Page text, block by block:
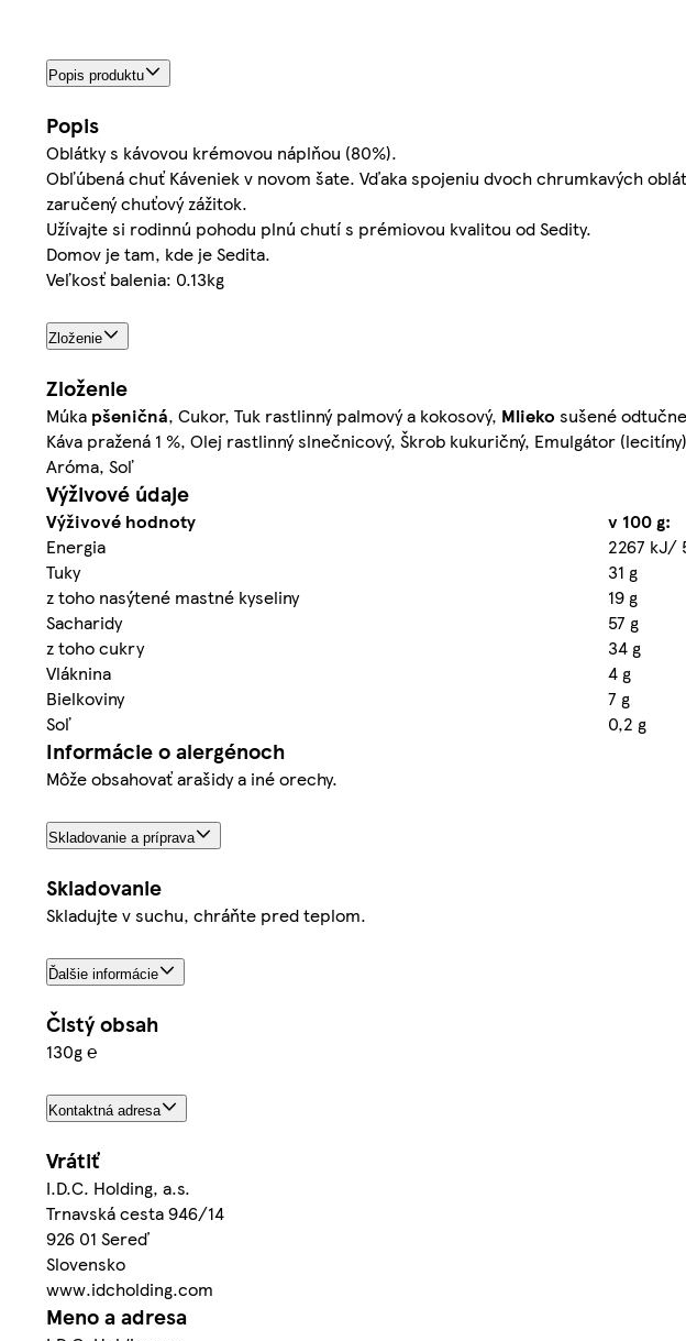
Popis produktu
Popis
Oblátky s kávovou krémovou náplňou (80%).
Obľúbená chuť Káveniek v novom šate. Vďaka spojeniu dvoch chrumkavých
zaručený chuťový zážitok.
Užívajte si rodinnú pohodu plnú chutí s prémiovou kvalitou od Sedity.
Domov je tam, kde je Sedita.
Veľkosť balenia: 0.13kg
Zloženie
Zloženie
Múka pšeničná, Cukor, Tuk rastlinný palmový a kokosový, Mlieko sušené
Káva pražená 1 %, Olej rastlinný slnečnicový, Škrob kukuričný, Emulgátor
Aróma, Soľ
Výživové údaje
Výživové hodnoty
v 100 g:
Energia
2267 kJ/
Tuky
31 g
z toho nasýtené mastné kyseliny
19 g
Sacharidy
57 g
z toho cukry
34 g
Vláknina
4 g
Bielkoviny
7 g
Soľ
0,2 g
Informácie o alergénoch
Môže obsahovať arašidy a iné orechy.
Skladovanie a príprava
Skladovanie
Skladujte v suchu, chráňte pred teplom.
Ďalšie informácie
Čistý obsah
130g ℮
Kontaktná adresa
Vrátiť
I.D.C. Holding, a.s.
Trnavská cesta 946/14
926 01 Sereď
Slovensko
www.idcholding.com
Meno a adresa